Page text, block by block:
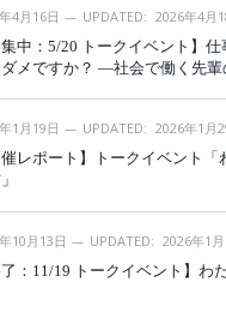
4月16日 UPDATED: 2026年4月
集中：5/20 トークイベント】
ダメですか？ —社会で働く先輩
1月19日 UPDATED: 2026年1月
催レポート】トークイベント
10月13日 UPDATED: 2026年1
了：11/19 トークイベント】わ